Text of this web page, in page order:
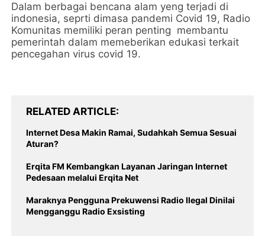
Dalam berbagai bencana alam yeng terjadi di
indonesia, seprti dimasa pandemi Covid 19, Radio
Komunitas memiliki peran penting membantu
pemerintah dalam memeberikan edukasi terkait
pencegahan virus covid 19.
RELATED ARTICLE
Internet Desa Makin Ramai, Sudahkah Semua Sesuai
Aturan?
Erqita FM Kembangkan Layanan Jaringan Internet
Pedesaan melalui Erqita Net
Maraknya Pengguna Prekuwensi Radio Ilegal Dinilai
Mengganggu Radio Exsisting